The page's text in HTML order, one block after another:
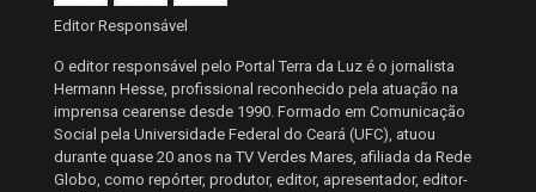
Editor Responsável
O editor responsável pelo Portal Terra da Luz é o jornalista
Hermann Hesse, profissional reconhecido pela atuação na
imprensa cearense desde 1990. Formado em Comunicação
Social pela Universidade Federal do Ceará (UFC), atuou
durante quase 20 anos na TV Verdes Mares, afiliada da Rede
Globo, como repórter, produtor, editor, apresentador, editor-